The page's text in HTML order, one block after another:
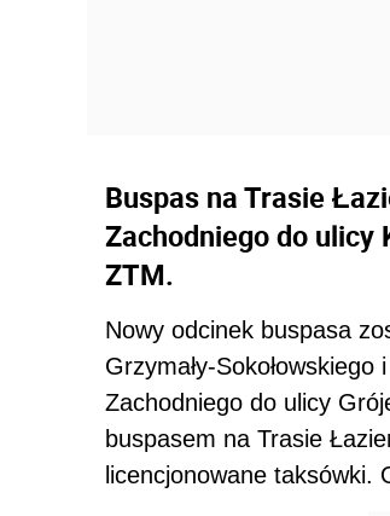
Buspas na Trasie
Zachodniego do ulicy
ZTM.
Nowy odcinek buspasa
Grzymały-
Zachodniego do ulicy
buspasem na Trasie
licencjonowane taksówki.